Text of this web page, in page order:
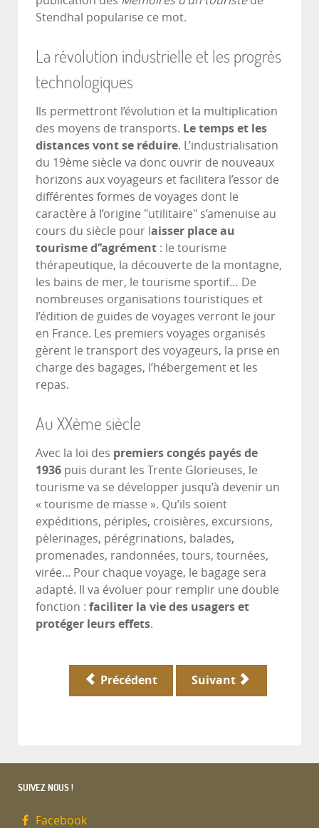
Stendhal popularise ce mot.
La révolution industrielle et les progrès
technologiques
Ils permettront l’évolution et la multiplication
des moyens de transports. Le temps et les
distances vont se réduire. L’industrialisation
du 19ème siècle va donc ouvrir de nouveaux
horizons aux voyageurs et facilitera l’essor de
différentes formes de voyages dont le
caractère à l’origine "utilitaire" s’amenuise au
cours du siècle pour laisser place au
tourisme d’’agrément : le tourisme
thérapeutique, la découverte de la montagne,
les bains de mer, le tourisme sportif… De
nombreuses organisations touristiques et
l’édition de guides de voyages verront le jour
en France. Les premiers voyages organisés
gèrent le transport des voyageurs, la prise en
charge des bagages, l’hébergement et les
repas.
Au XXème siècle
Avec la loi des premiers congés payés de
1936 puis durant les Trente Glorieuses, le
tourisme va se développer jusqu’à devenir un
« tourisme de masse ». Qu’ils soient
expéditions, périples, croisières, excursions,
pèlerinages, pérégrinations, balades,
promenades, randonnées, tours, tournées,
virée... Pour chaque voyage, le bagage sera
adapté. Il va évoluer pour remplir une double
fonction : faciliter la vie des usagers et
protéger leurs effets.
Précédent Suivant
SUIVEZ NOUS !
Facebook